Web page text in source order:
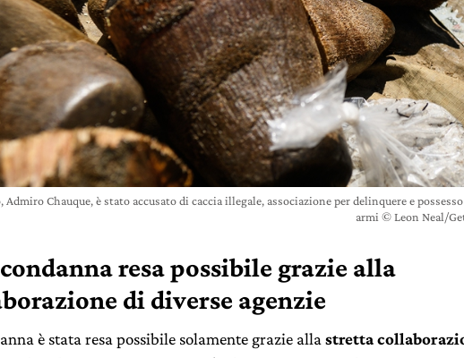
Admiro Chauque, è stato accusato di caccia illegale, associazione per delinquere e
armi © Leon Neal/
resa possibile grazie alla
di diverse agenzie
è stata resa possibile solamente grazie allastretta